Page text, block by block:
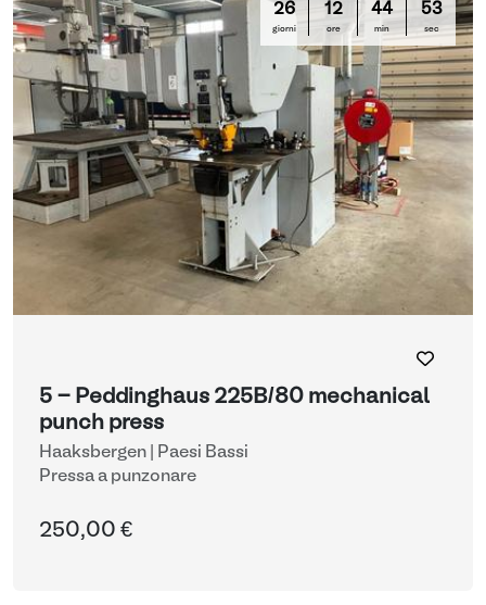
26
giorni
12
ore
44
min
53
sec
5 - Peddinghaus 225B/80 mechanical
punch press
Haaksbergen | Paesi Bassi
Pressa a punzonare
250,00 €